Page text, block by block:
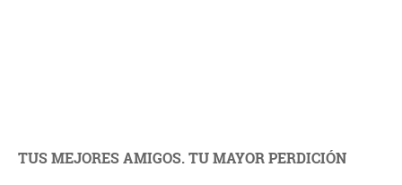
TUS MEJORES AMIGOS. TU MAYOR PERDICIÓN